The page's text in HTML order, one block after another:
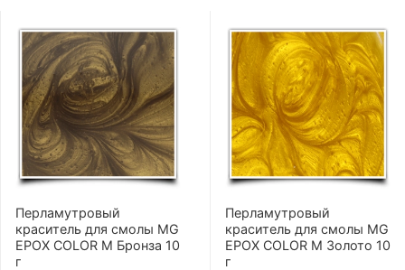
Перламутровый
краситель для смолы MG
EPOX COLOR M Бронза 10
г
Перламутровый
краситель для смолы MG
EPOX COLOR M Золото 10
г